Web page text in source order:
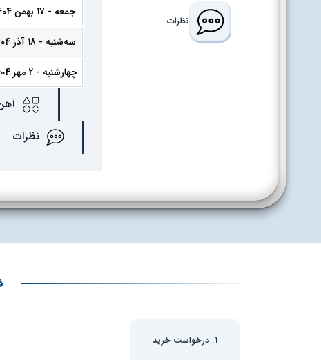
نظرات
جمعه - 17 بهمن 1404
سه‌شنبه - 18 آذر 1404
چهارشنبه - 2 مهر 1404
آهن
نظرات
1. درخواست خرید